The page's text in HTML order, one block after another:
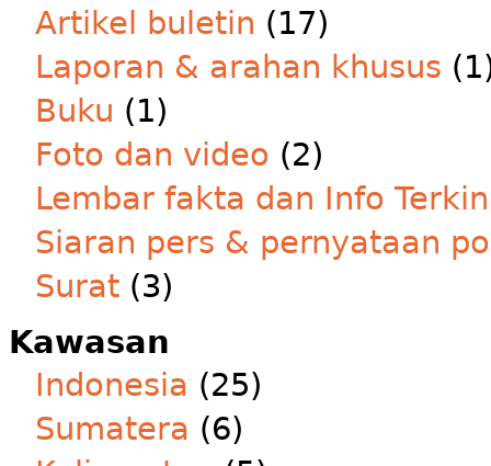
Artikel buletin (17)
Laporan & arahan khusus
Buku (1)
Foto dan video (2)
Lembar fakta dan Info
Siaran pers & pernyataan
Surat (3)
Kawasan
Indonesia (25)
Sumatera (6)